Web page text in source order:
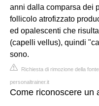
anni dalla comparsa dei
follicolo atrofizzato
ed opalescenti che
(capelli vellus), quindi
sono.
Richiesta di rimozione della fonte
personaltrainer.it
Come riconoscere un